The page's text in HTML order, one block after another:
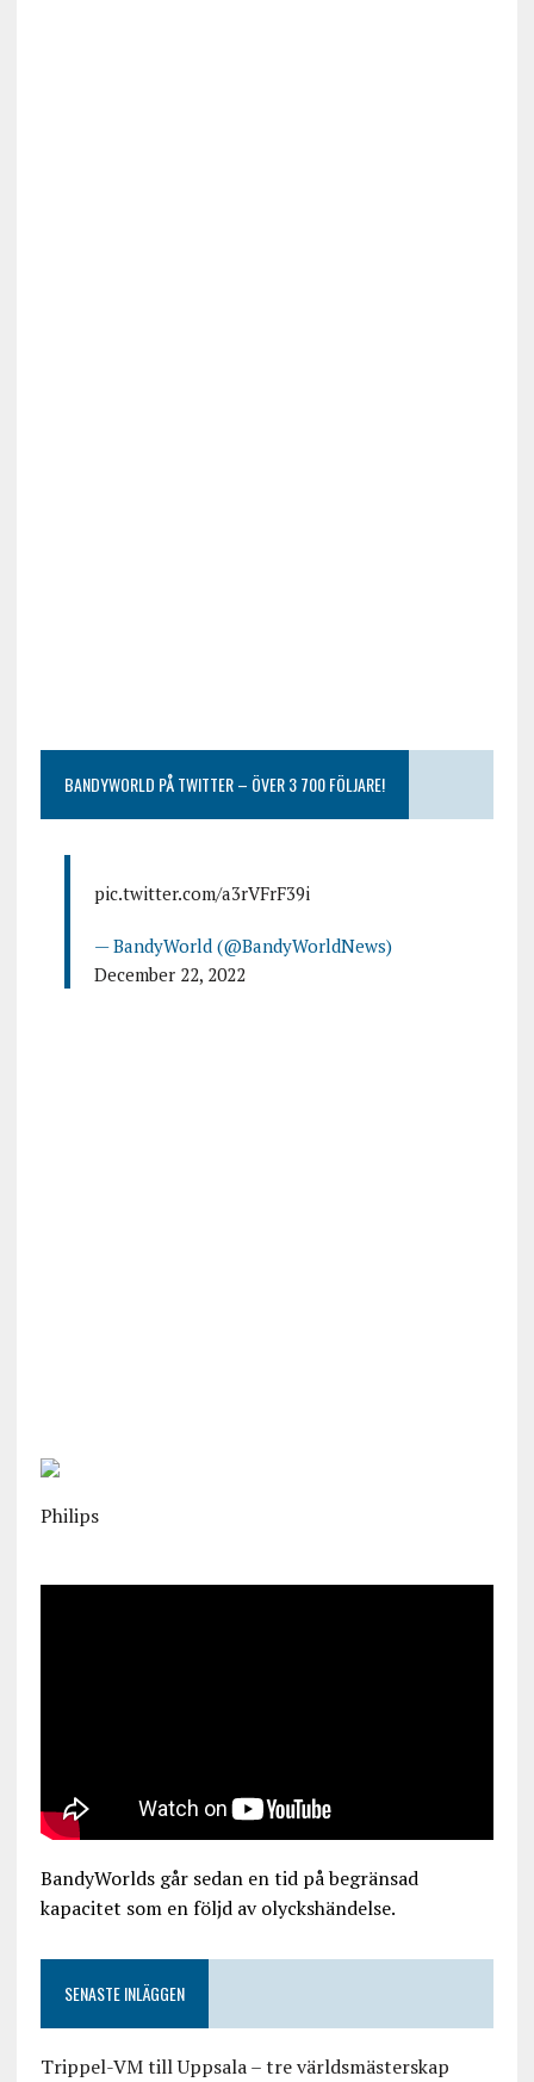
BANDYWORLD PÅ TWITTER – ÖVER 3 700 FÖLJARE!
pic.twitter.com/a3rVFrF39i
— BandyWorld (@BandyWorldNews)
December 22, 2022
Philips
BandyWorlds går sedan en tid på begränsad
kapacitet som en följd av olyckshändelse.
SENASTE INLÄGGEN
Trippel-VM till Uppsala – tre världsmästerskap